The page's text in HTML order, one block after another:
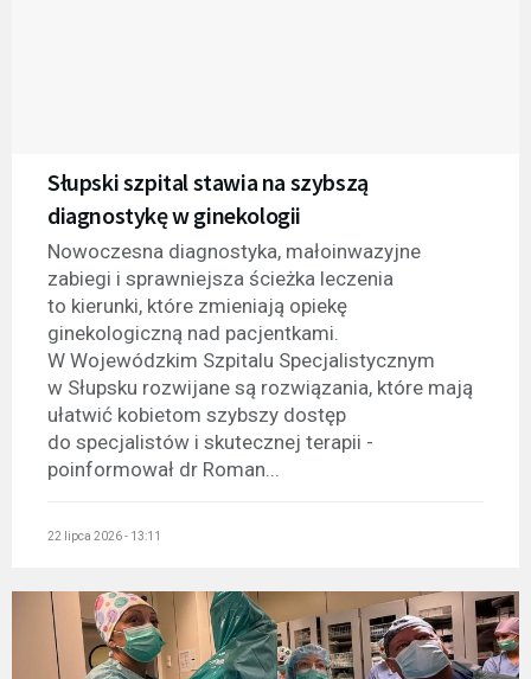
Słupski szpital stawia na szybszą
diagnostykę w ginekologii
Nowoczesna diagnostyka, małoinwazyjne
zabiegi i sprawniejsza ścieżka leczenia
to kierunki, które zmieniają opiekę
ginekologiczną nad pacjentkami.
W Wojewódzkim Szpitalu Specjalistycznym
w Słupsku rozwijane są rozwiązania, które mają
ułatwić kobietom szybszy dostęp
do specjalistów i skutecznej terapii -
poinformował dr Roman...
22 lipca 2026 - 13:11